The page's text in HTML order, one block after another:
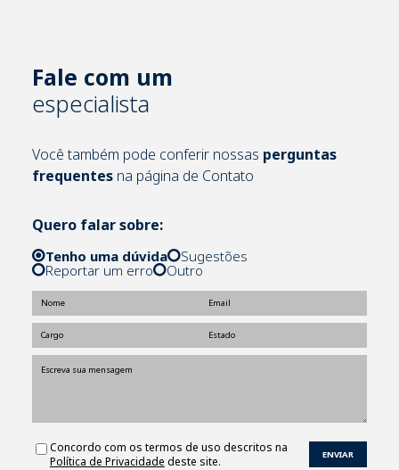
Fale com um
especialista
Quero falar sobre:
Tenho uma dúvida
Sugestões
Reportar um erro
Outro
Concordo com os termos de uso descritos na
Política de Privacidade deste site.
Você também pode conferir nossas perguntas
frequentesna página de Contato